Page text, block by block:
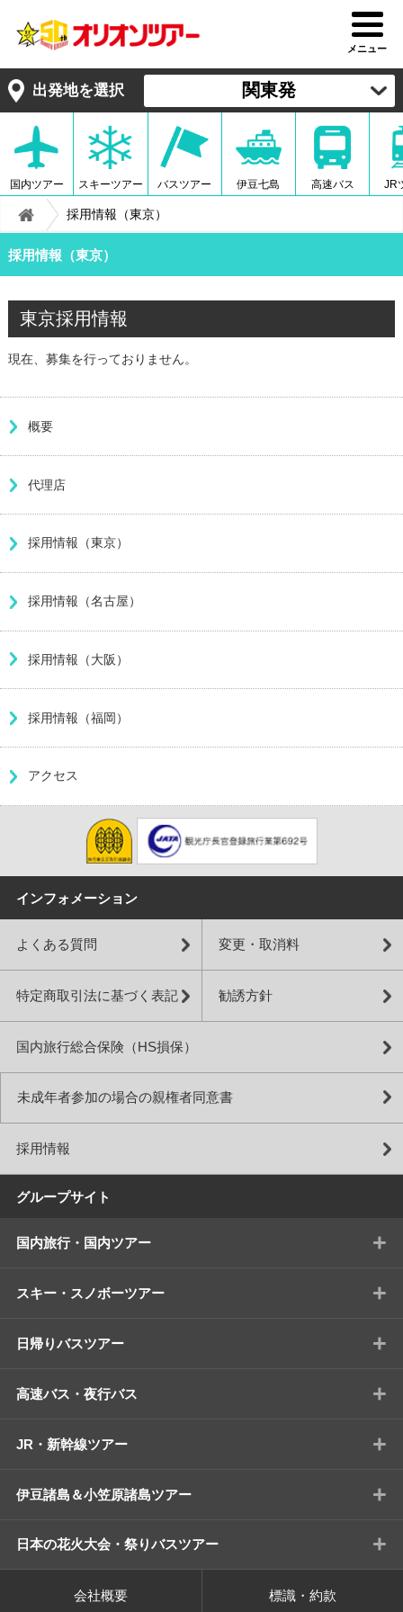
メニュー
出発地を選択 関東発
国内ツアー スキーツアー バスツアー 伊豆七島 高速バス JR
採用情報（東京）
採用情報（東京）
東京採用情報
現在、募集を行っておりません。
概要
代理店
採用情報（東京）
採用情報（名古屋）
採用情報（大阪）
採用情報（福岡）
アクセス
インフォメーション
よくある質問 変更・取消料
特定商取引法に基づく表記 勧誘方針
国内旅行総合保険（HS損保）
未成年者参加の場合の親権者同意書
採用情報
グループサイト
国内旅行・国内ツアー +
スキー・スノボーツアー +
日帰りバスツアー +
高速バス・夜行バス +
JR・新幹線ツアー +
伊豆諸島＆小笠原諸島ツアー +
日本の花火大会・祭りバスツアー +
会社概要 標識・約款